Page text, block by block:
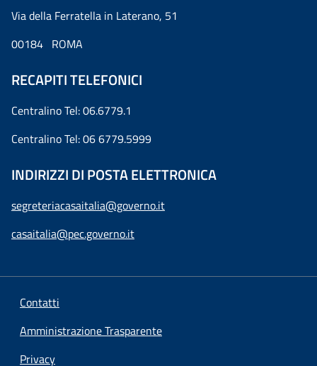
Via della Ferratella in Laterano, 51
00184 ROMA
RECAPITI TELEFONICI
Centralino Tel: 06.6779.1
Centralino Tel: 06 6779.5999
INDIRIZZI DI POSTA ELETTRONICA
segreteriacasaitalia@governo.it
casaitalia@pec.governo.it
Contatti
Amministrazione Trasparente
Privacy